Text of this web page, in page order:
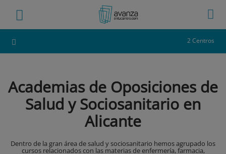
2 Centros
Academias de Oposiciones de
Salud y Sociosanitario en
Alicante
Dentro de la gran área de salud y sociosanitario hemos agrupado los
cursos relacionados con las materias de enfermería, farmacia,